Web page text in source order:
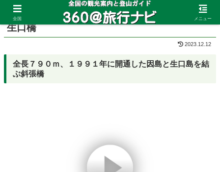
ホーム 広島県 しまなみ海道
生口橋
2023.12.12
全長７９０ｍ、１９９１年に開通した因島と生口島を結
ぶ斜張橋
全国 メニュー